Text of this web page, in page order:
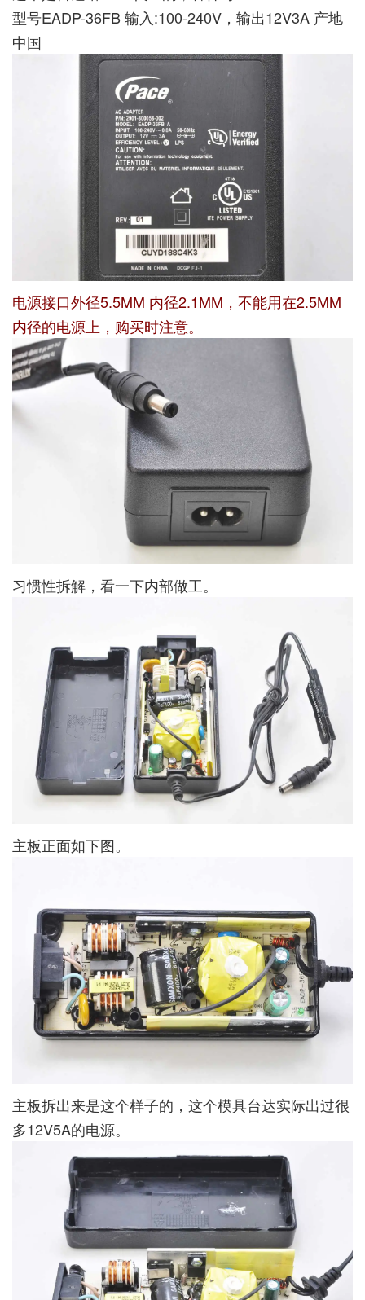
型号EADP-36FB 输入:100-240V，输出12V3A 产地
中国
电源接口外径5.5MM 内径2.1MM，不能用在2.5MM
内径的电源上，购买时注意。
习惯性拆解，看一下内部做工。
主板正面如下图。
主板拆出来是这个样子的，这个模具台达实际出过很
多12V5A的电源。